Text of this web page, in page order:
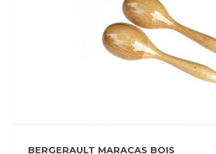
BERGERAULT MARACAS BOIS